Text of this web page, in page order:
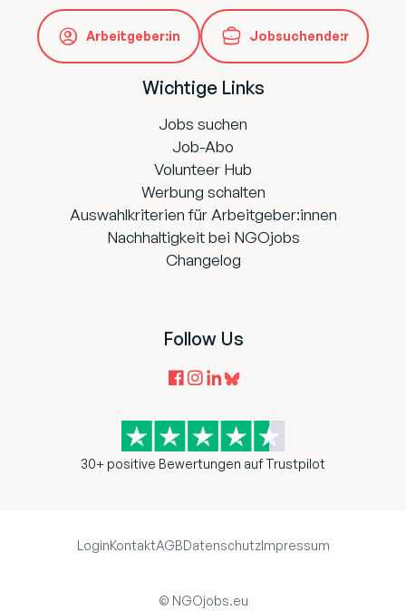
Arbeitgeber:in Jobsuchende:r
Wichtige Links
Jobs suchen
Job-Abo
Volunteer Hub
Werbung schalten
Auswahlkriterien für Arbeitgeber:innen
Nachhaltigkeit bei NGOjobs
Changelog
Follow Us
30+ positive Bewertungen auf Trustpilot
LoginKontaktAGBDatenschutzImpressum
© NGOjobs.eu